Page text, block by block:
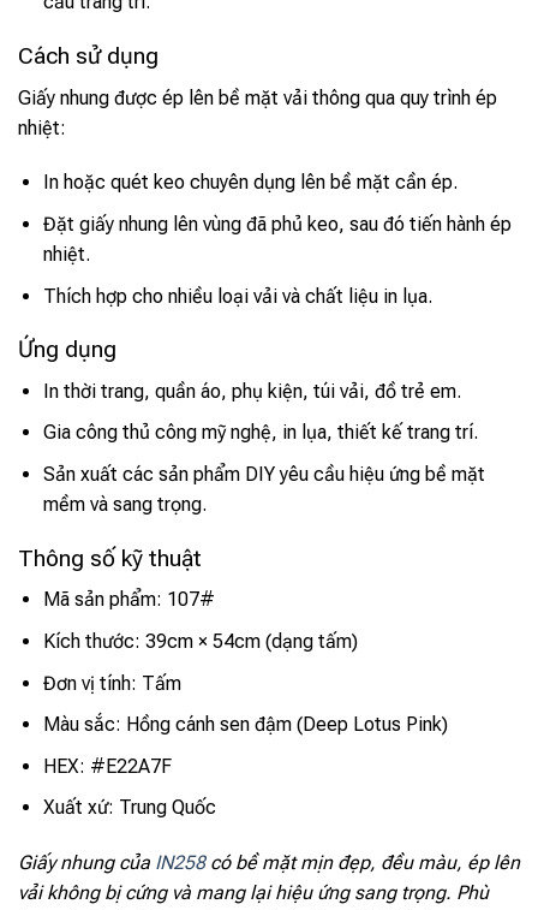
Cách sử dụng
Giấy nhung được ép lên bề mặt vải thông qua quy trình ép
nhiệt:
In hoặc quét keo chuyên dụng lên bề mặt cần ép.
Đặt giấy nhung lên vùng đã phủ keo, sau đó tiến hành ép
nhiệt.
Thích hợp cho nhiều loại vải và chất liệu in lụa.
Ứng dụng
In thời trang, quần áo, phụ kiện, túi vải, đồ trẻ em.
Gia công thủ công mỹ nghệ, in lụa, thiết kế trang trí.
Sản xuất các sản phẩm DIY yêu cầu hiệu ứng bề mặt
mềm và sang trọng.
Thông số kỹ thuật
Mã sản phẩm: 107#
Kích thước: 39cm × 54cm (dạng tấm)
Đơn vị tính: Tấm
Màu sắc: Hồng cánh sen đậm (Deep Lotus Pink)
HEX: #E22A7F
Xuất xứ: Trung Quốc
Giấy nhung của IN258có bề mặt mịn đẹp, đều màu, ép lên
vải không bị cứng và mang lại hiệu ứng sang trọng. Phù